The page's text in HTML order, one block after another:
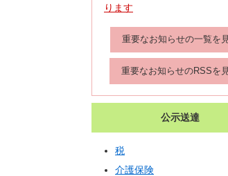
ります
重要なお知らせの一覧を
重要なお知らせのRSSを
公示送達
税
介護保険